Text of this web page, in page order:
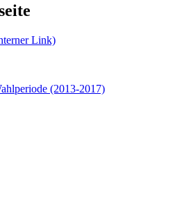
Link)
(2013-2017)